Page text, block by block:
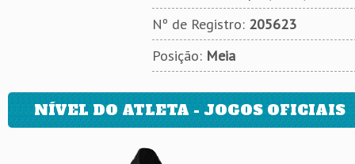
Nº de Registro: 205623
Posição: Meia
NÍVEL DO ATLETA - JOGOS OFICIAIS